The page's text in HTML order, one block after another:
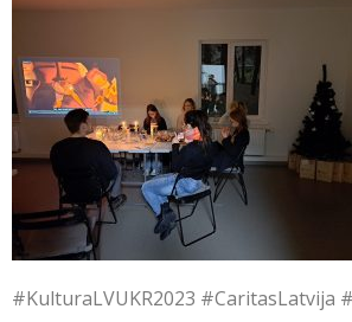
#KulturaLVUKR2023 #CaritasLatvija